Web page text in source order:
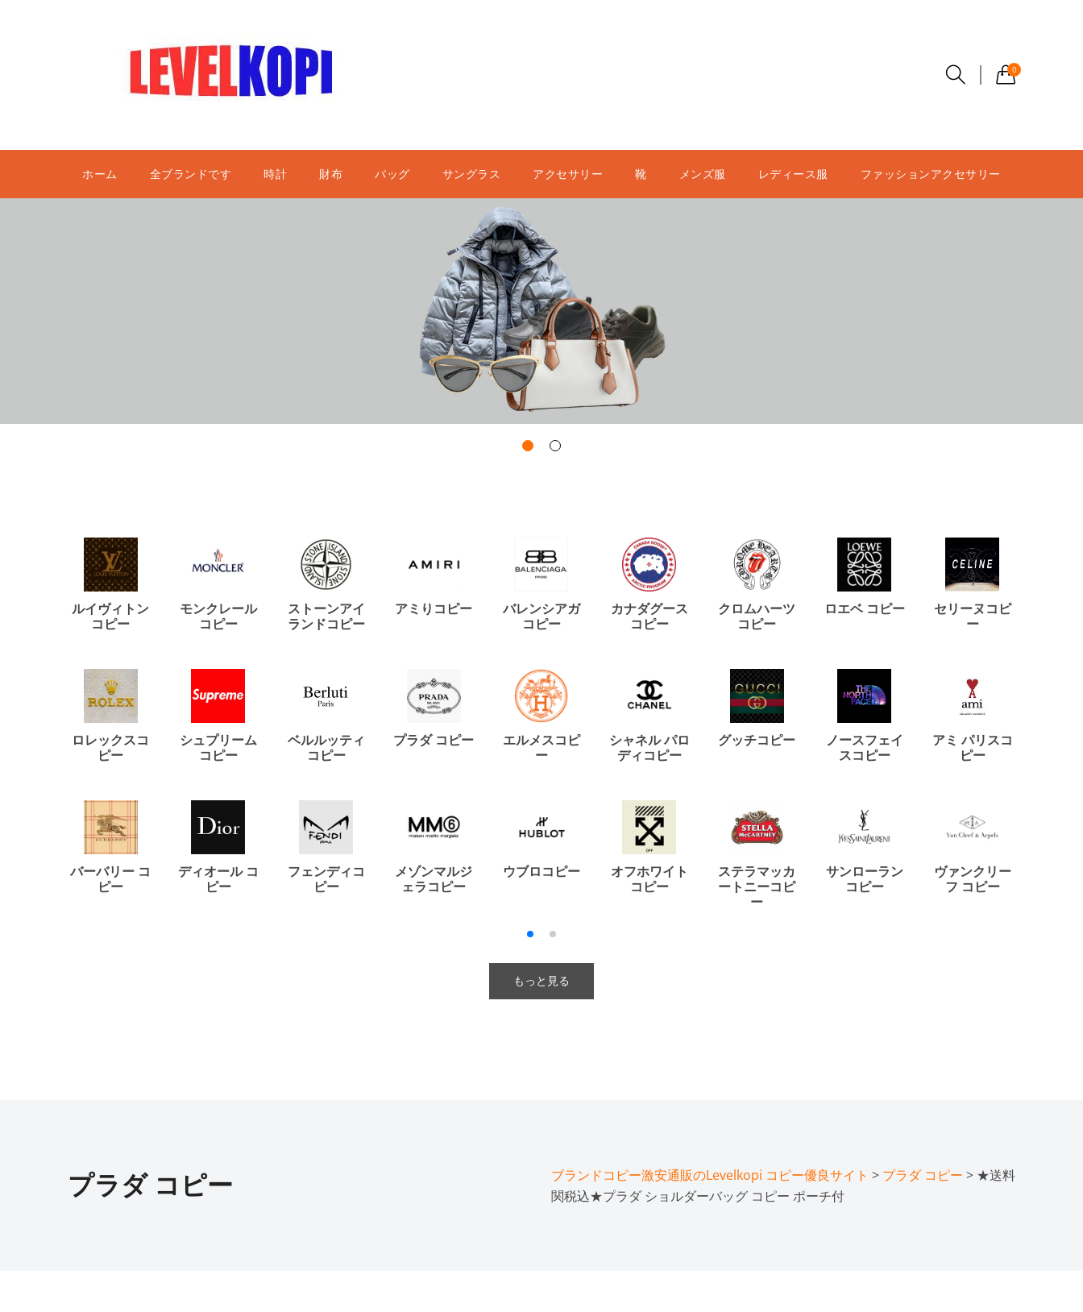
0
ホーム 全ブランドです 時計 財布 バッグ サングラス アクセサリー 靴 メンズ服 レディース服 ファッションアクセサリー
ルイヴィトン
コピー
モンクレール
コピー
ストーンアイ
ランドコピー
アミりコピー
バレンシアガ
コピー
カナダグース
コピー
クロムハーツ
コピー
ロエベ コピー
セリーヌコピ
ー
ロレックスコ
ピー
シュプリーム
コピー
ベルルッティ
コピー
プラダ コピー
エルメスコピ
ー
シャネル パロ
ディコピー
グッチコピー
ノースフェイ
スコピー
アミ パリスコ
ピー
バーバリー コ
ピー
ディオール コ
ピー
フェンディコ
ピー
メゾンマルジ
ェラコピー
ウブロコピー
オフホワイト
コピー
ステラマッカ
ートニーコピ
ー
サンローラン
コピー
ヴァンクリー
フ コピー
もっと見る
プラダ コピー ブランドコピー激安通販のLevelkopi コピー優良サイト > プラダ コピー > ★送料
関税込★プラダ ショルダーバッグ コピー ポーチ付